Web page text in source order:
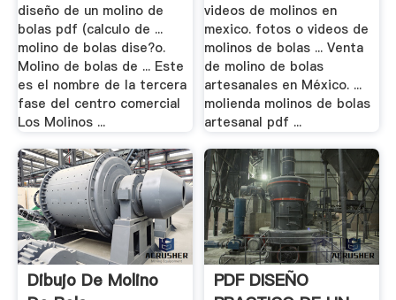
diseño de un molino de
bolas pdf (calculo de ...
molino de bolas dise?o.
Molino de bolas de ... Este
es el nombre de la tercera
fase del centro comercial
Los Molinos ...
videos de molinos en
mexico. fotos o videos de
molinos de bolas ... Venta
de molino de bolas
artesanales en México. ...
molienda molinos de bolas
artesanal pdf ...
Dibujo De Molino
PDF DISEÑO